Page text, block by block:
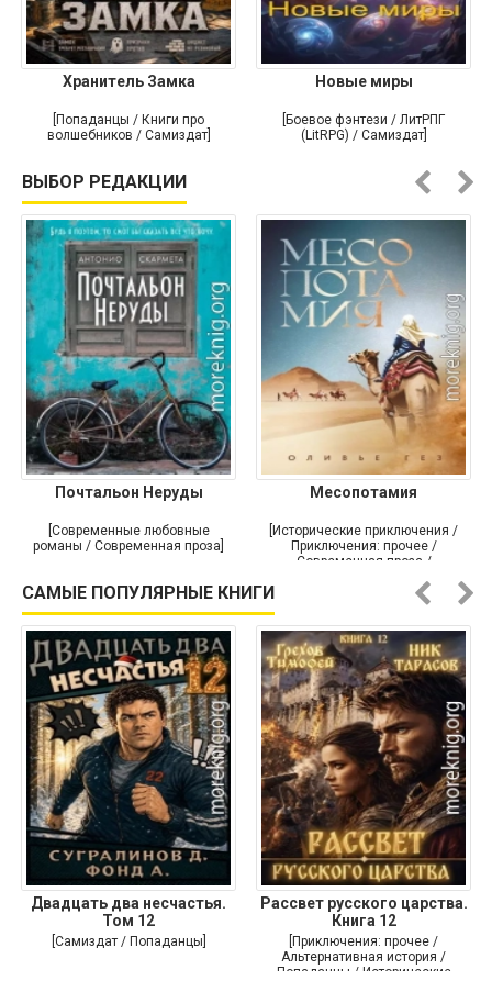
Хранитель Замка
[Попаданцы / Книги про
волшебников / Самиздат]
Новые миры
[Боевое фэнтези / ЛитРПГ
(LitRPG) / Самиздат]
ВЫБОР РЕДАКЦИИ
Почтальон Неруды
[Современные любовные
романы / Современная проза]
Месопотамия
[Исторические приключения /
Приключения: прочее /
Современная проза /
САМЫЕ ПОПУЛЯРНЫЕ КНИГИ
Двадцать два несчастья.
Том 12
[Самиздат / Попаданцы]
Рассвет русского царства.
Книга 12
[Приключения: прочее /
Альтернативная история /
Попаданцы / Исторические